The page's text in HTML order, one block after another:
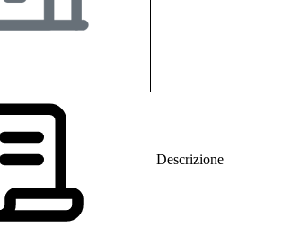
Descrizione